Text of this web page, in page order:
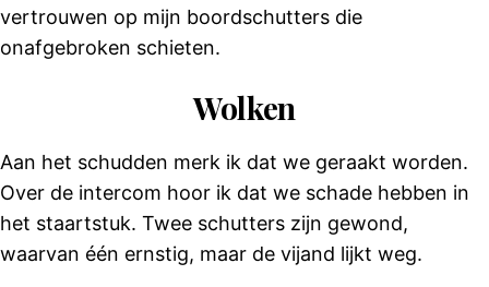
vertrouwen op mijn boordschutters die
onafgebroken schieten.
Wolken
Aan het schudden merk ik dat we geraakt worden.
Over de intercom hoor ik dat we schade hebben in
het staartstuk. Twee schutters zijn gewond,
waarvan één ernstig, maar de vijand lijkt weg.